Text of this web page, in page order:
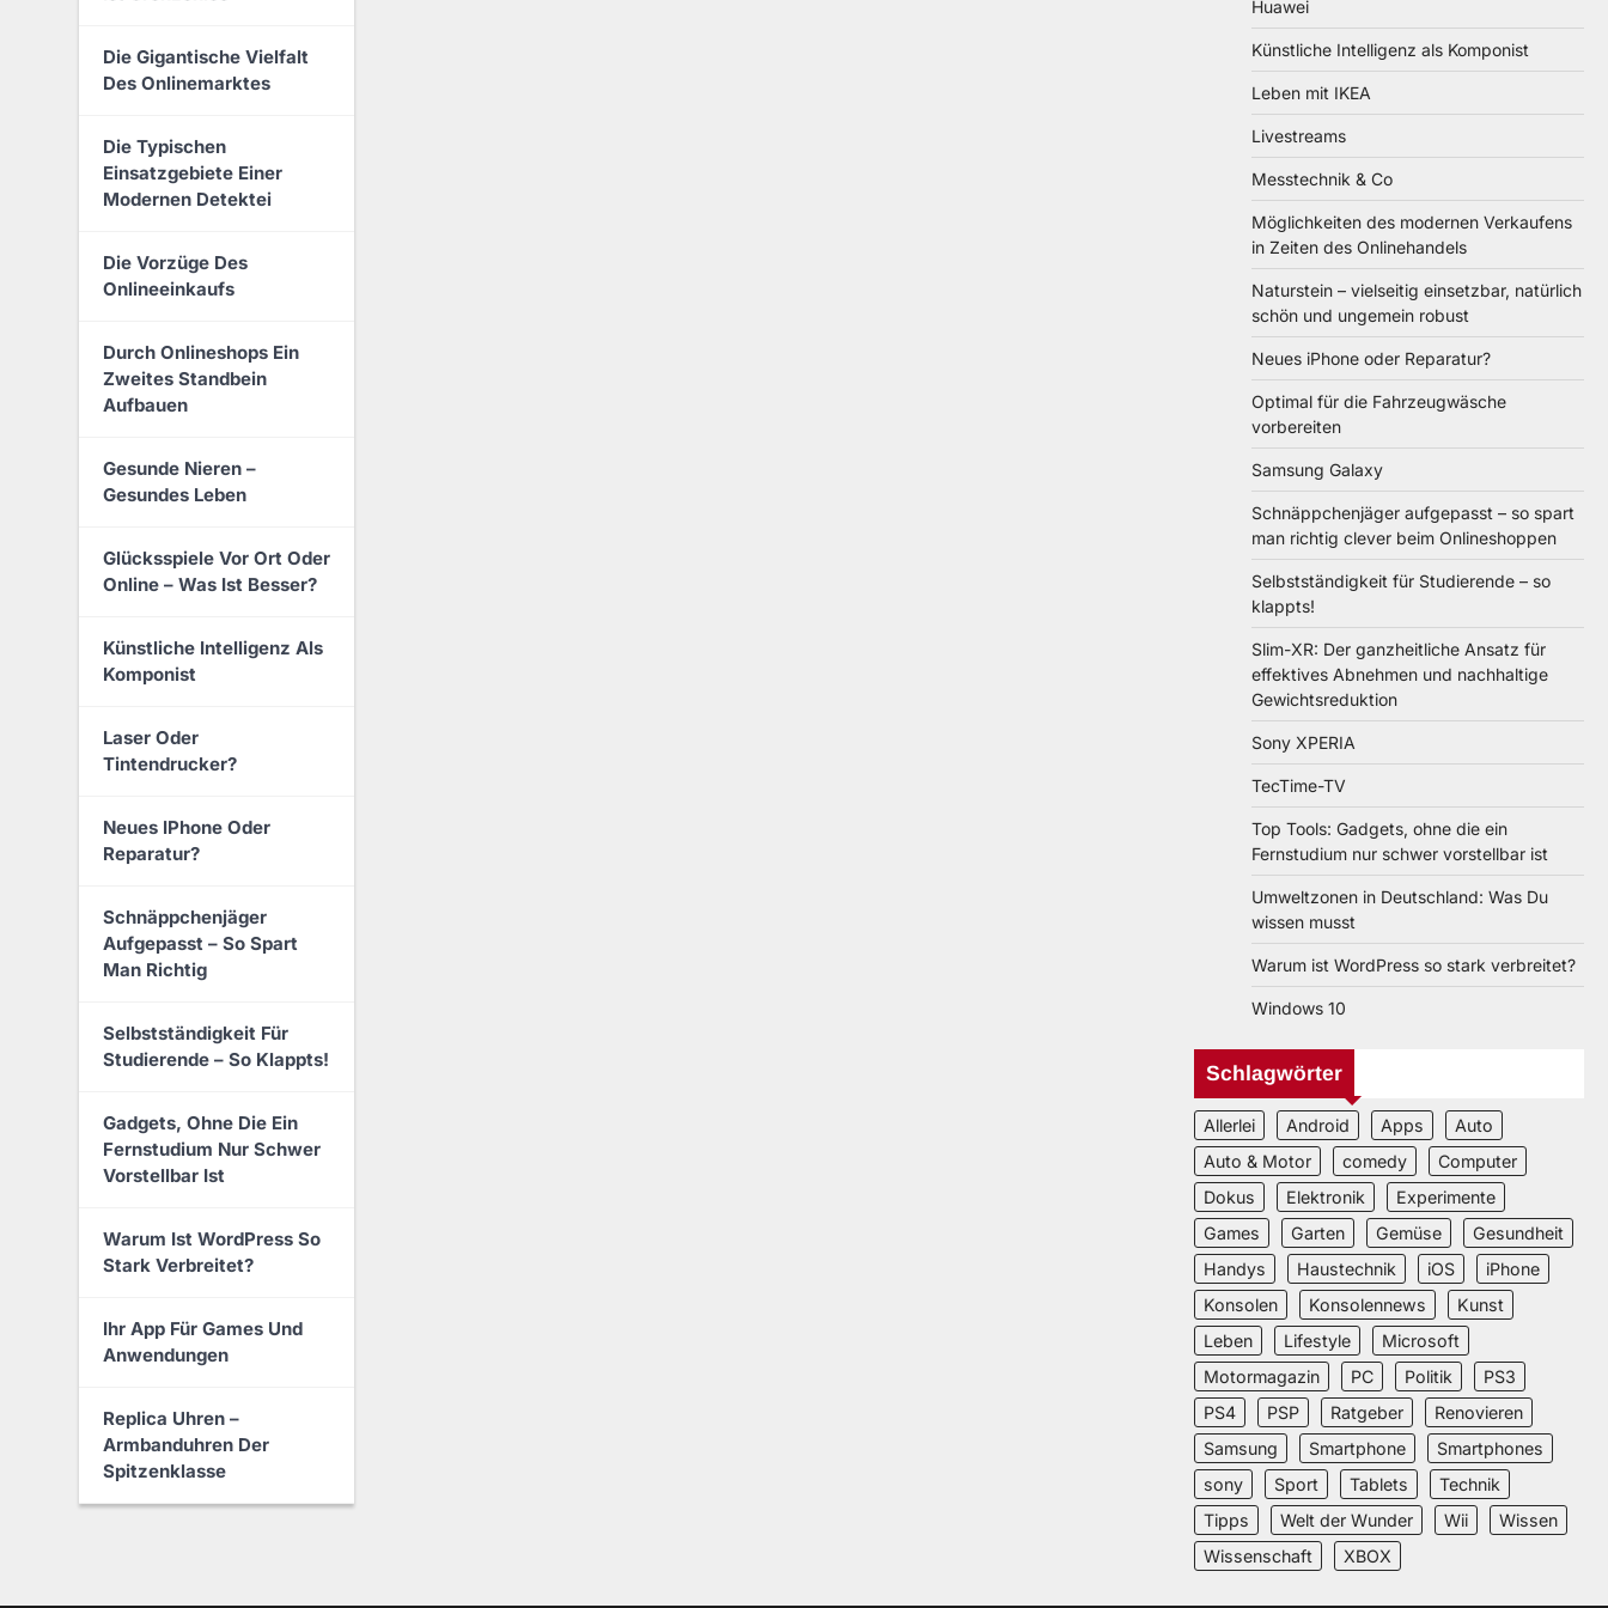
Die Gigantische Vielfalt
Des Onlinemarktes
Die Typischen
Einsatzgebiete Einer
Modernen Detektei
Die Vorzüge Des
Onlineeinkaufs
Durch Onlineshops Ein
Zweites Standbein
Aufbauen
Gesunde Nieren –
Gesundes Leben
Glücksspiele Vor Ort Oder
Online – Was Ist Besser?
Künstliche Intelligenz Als
Komponist
Laser Oder
Tintendrucker?
Neues IPhone Oder
Reparatur?
Schnäppchenjäger
Aufgepasst – So Spart
Man Richtig
Selbstständigkeit Für
Studierende – So Klappts!
Gadgets, Ohne Die Ein
Fernstudium Nur Schwer
Vorstellbar Ist
Warum Ist WordPress So
Stark Verbreitet?
Ihr App Für Games Und
Anwendungen
Replica Uhren –
Armbanduhren Der
Spitzenklasse
Huawei
Künstliche Intelligenz als Komponist
Leben mit IKEA
Livestreams
Messtechnik & Co
Möglichkeiten des modernen Verkaufens
in Zeiten des Onlinehandels
Naturstein – vielseitig einsetzbar, natürlich
schön und ungemein robust
Neues iPhone oder Reparatur?
Optimal für die Fahrzeugwäsche
vorbereiten
Samsung Galaxy
Schnäppchenjäger aufgepasst – so spart
man richtig clever beim Onlineshoppen
Selbstständigkeit für Studierende – so
klappts!
Slim-XR: Der ganzheitliche Ansatz für
effektives Abnehmen und nachhaltige
Gewichtsreduktion
Sony XPERIA
TecTime-TV
Top Tools: Gadgets, ohne die ein
Fernstudium nur schwer vorstellbar ist
Umweltzonen in Deutschland: Was Du
wissen musst
Warum ist WordPress so stark verbreitet?
Windows 10
Schlagwörter
Allerlei Android Apps
Auto
Auto & Motor
comedy
Computer
Dokus
Elektronik
Experimente
Games
Garten Gemüse
Gesundheit
Handys
Haustechnik iOS
iPhone
Konsolen
Konsolennews
Kunst
Leben
Lifestyle
Microsoft
Motormagazin
PC Politik
PS3
PS4
PSP Ratgeber
Renovieren
Samsung
Smartphone
Smartphones
sony
Sport Tablets
Technik
Tipps
Welt der Wunder Wii
Wissen
Wissenschaft
XBOX